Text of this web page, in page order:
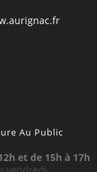
application
Au Public
et de 15h à 17h